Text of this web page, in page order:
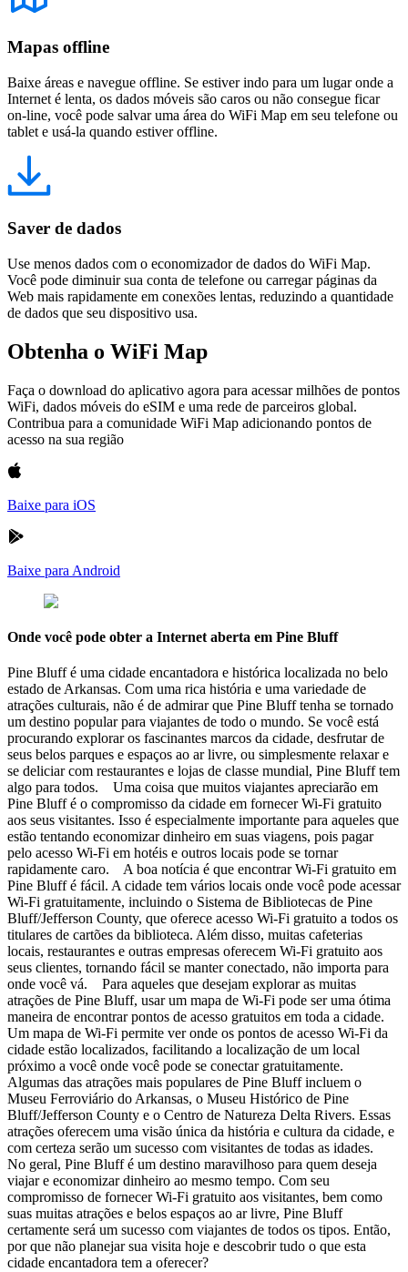
Mapas offline
Baixe áreas e navegue offline. Se estiver indo para um lugar onde a
Internet é lenta, os dados móveis são caros ou não consegue ficar
on-line, você pode salvar uma área do WiFi Map em seu telefone ou
tablet e usá-la quando estiver offline.
Saver de dados
Use menos dados com o economizador de dados do WiFi Map.
Você pode diminuir sua conta de telefone ou carregar páginas da
Web mais rapidamente em conexões lentas, reduzindo a quantidade
de dados que seu dispositivo usa.
Obtenha o WiFi Map
Faça o download do aplicativo agora para acessar milhões de pontos
WiFi, dados móveis do eSIM e uma rede de parceiros global.
Contribua para a comunidade WiFi Map adicionando pontos de
acesso na sua região
Baixe para iOS
Baixe para Android
Onde você pode obter a Internet aberta em Pine Bluff
Pine Bluff é uma cidade encantadora e histórica localizada no belo
estado de Arkansas. Com uma rica história e uma variedade de
atrações culturais, não é de admirar que Pine Bluff tenha se tornado
um destino popular para viajantes de todo o mundo. Se você está
procurando explorar os fascinantes marcos da cidade, desfrutar de
seus belos parques e espaços ao ar livre, ou simplesmente relaxar e
se deliciar com restaurantes e lojas de classe mundial, Pine Bluff tem
algo para todos. Uma coisa que muitos viajantes apreciarão em
Pine Bluff é o compromisso da cidade em fornecer Wi-Fi gratuito
aos seus visitantes. Isso é especialmente importante para aqueles que
estão tentando economizar dinheiro em suas viagens, pois pagar
pelo acesso Wi-Fi em hotéis e outros locais pode se tornar
rapidamente caro. A boa notícia é que encontrar Wi-Fi gratuito em
Pine Bluff é fácil. A cidade tem vários locais onde você pode acessar
Wi-Fi gratuitamente, incluindo o Sistema de Bibliotecas de Pine
Bluff/Jefferson County, que oferece acesso Wi-Fi gratuito a todos os
titulares de cartões da biblioteca. Além disso, muitas cafeterias
locais, restaurantes e outras empresas oferecem Wi-Fi gratuito aos
seus clientes, tornando fácil se manter conectado, não importa para
onde você vá. Para aqueles que desejam explorar as muitas
atrações de Pine Bluff, usar um mapa de Wi-Fi pode ser uma ótima
maneira de encontrar pontos de acesso gratuitos em toda a cidade.
Um mapa de Wi-Fi permite ver onde os pontos de acesso Wi-Fi da
cidade estão localizados, facilitando a localização de um local
próximo a você onde você pode se conectar gratuitamente.
Algumas das atrações mais populares de Pine Bluff incluem o
Museu Ferroviário do Arkansas, o Museu Histórico de Pine
Bluff/Jefferson County e o Centro de Natureza Delta Rivers. Essas
atrações oferecem uma visão única da história e cultura da cidade, e
com certeza serão um sucesso com visitantes de todas as idades.
No geral, Pine Bluff é um destino maravilhoso para quem deseja
viajar e economizar dinheiro ao mesmo tempo. Com seu
compromisso de fornecer Wi-Fi gratuito aos visitantes, bem como
suas muitas atrações e belos espaços ao ar livre, Pine Bluff
certamente será um sucesso com viajantes de todos os tipos. Então,
por que não planejar sua visita hoje e descobrir tudo o que esta
cidade encantadora tem a oferecer?